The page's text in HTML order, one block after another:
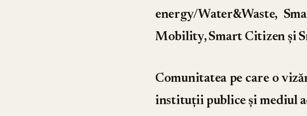
energy/Water&Waste,
Mobility, Smart Citizen și
Comunitatea pe care o
instituții publice și mediul